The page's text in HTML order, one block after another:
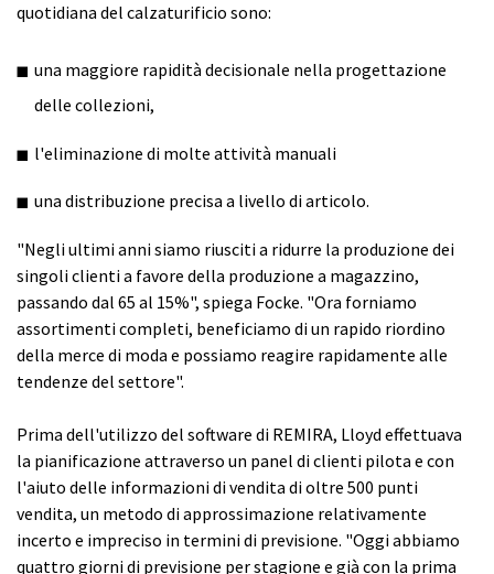
quotidiana del calzaturificio sono:
una maggiore rapidità decisionale nella progettazione
delle collezioni,
l'eliminazione di molte attività manuali
una distribuzione precisa a livello di articolo.
"Negli ultimi anni siamo riusciti a ridurre la produzione dei
singoli clienti a favore della produzione a magazzino,
passando dal 65 al 15%", spiega Focke. "Ora forniamo
assortimenti completi, beneficiamo di un rapido riordino
della merce di moda e possiamo reagire rapidamente alle
tendenze del settore".
Prima dell'utilizzo del software di REMIRA, Lloyd effettuava
la pianificazione attraverso un panel di clienti pilota e con
l'aiuto delle informazioni di vendita di oltre 500 punti
vendita, un metodo di approssimazione relativamente
incerto e impreciso in termini di previsione. "Oggi abbiamo
quattro giorni di previsione per stagione e già con la prima